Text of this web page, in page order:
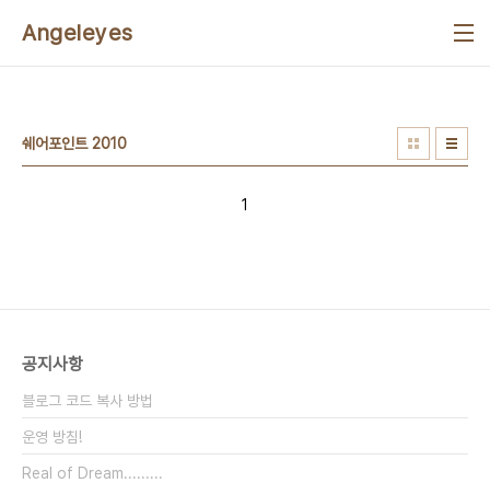
Angeleyes
쉐어포인트 2010
1
공지사항
블로그 코드 복사 방법
운영 방침!
Real of Dream.........